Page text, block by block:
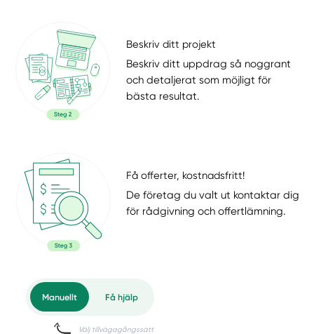
Beskriv ditt projekt
Beskriv ditt uppdrag så noggrant
och detaljerat som möjligt för
bästa resultat.
Få offerter, kostnadsfritt!
De företag du valt ut kontaktar dig
för rådgivning och offertlämning.